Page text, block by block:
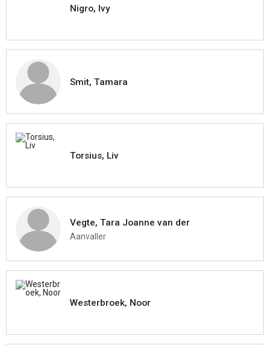
Nigro, Ivy
Smit, Tamara
Torsius, Liv
Vegte, Tara Joanne van der
Aanvaller
Westerbroek, Noor